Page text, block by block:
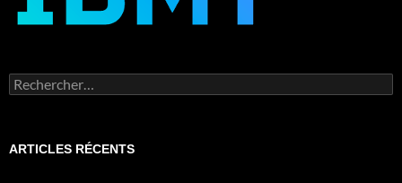
Rechercher :
ARTICLES RÉCENTS